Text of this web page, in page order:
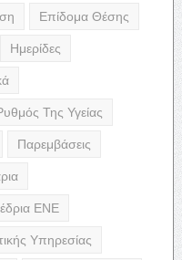
Επίδομα Θέσης
Ημερίδες
Της Υγείας
Παρεμβάσεις
ΕΝΕ
Υπηρεσίας